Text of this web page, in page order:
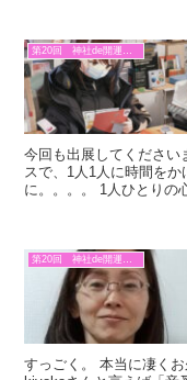
今回も出展してください
スで、1人1人に時間を
に。。。。 1人ひとりの
第20回 神社de開運マルシェ
すっごく。 本当に凄く